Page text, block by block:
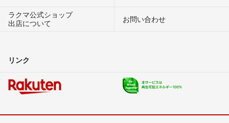
ラクマ公式ショップ
出店について
お問い合わせ
リンク